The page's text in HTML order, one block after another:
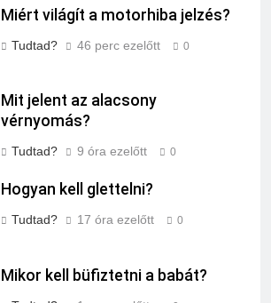
Miért világít a motorhiba jelzés?
Tudtad? 46 perc ezelőtt 0
Mit jelent az alacsony
vérnyomás?
Tudtad? 9 óra ezelőtt 0
Hogyan kell glettelni?
Tudtad? 17 óra ezelőtt 0
Mikor kell büfiztetni a babát?